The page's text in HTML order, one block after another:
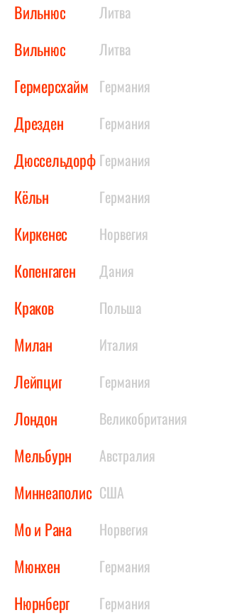
Вильнюс Литва
Вильнюс Литва
Гермерсхайм Германия
Дрезден Германия
Дюссельдорф Германия
Кёльн Германия
Киркенес Норвегия
Копенгаген Дания
Краков Польша
Милан Италия
Лейпциг Германия
Лондон Великобритания
Мельбурн Австралия
Миннеаполис США
Мо и Рана Норвегия
Мюнхен Германия
Нюрнберг Германия